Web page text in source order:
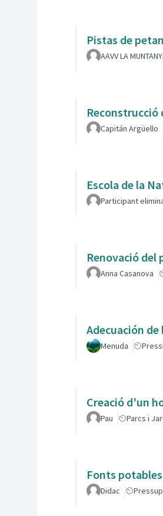
Pistas de
AAVV LA
Reconstrucció
Capitán Argüello
Escola de la
Participant
Renovació
Anna Casanova
Adecuación de
Menuda
Creació d'un
Pau Parcs i
Fonts
Didac